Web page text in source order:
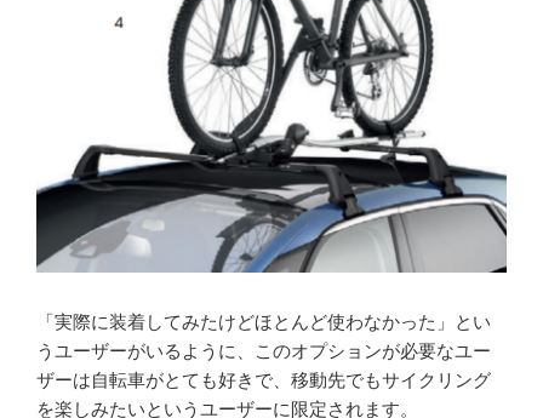
「実際に装着してみたけどほとんど使わなかった」とい
うユーザーがいるように、このオプションが必要なユー
ザーは自転車がとても好きで、移動先でもサイクリング
を楽しみたいというユーザーに限定されます。